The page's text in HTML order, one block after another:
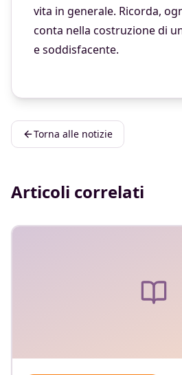
vita in generale. Ricorda,
conta nella costruzione di
e soddisfacente.
Torna alle notizie
Articoli correlati